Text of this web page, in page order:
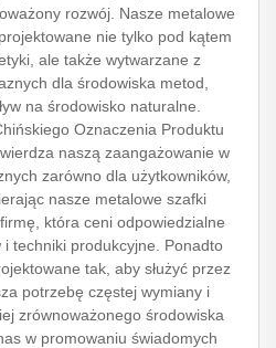
rozwój. Nasze metalowe
nie tylko pod kątem
ale także wytwarzane z
dla środowiska metod,
na środowisko naturalne.
Oznaczenia Produktu
naszą zaangażowanie w
zarówno dla użytkowników,
nasze metalowe szafki
która ceni odpowiedzialne
techniki produkcyjne. Ponadto
tak, aby służyć przez
potrzebę częstej wymiany i
zrównoważonego środowiska
w promowaniu świadomych